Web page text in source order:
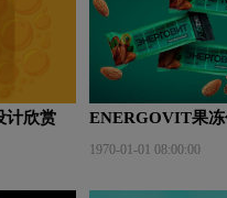
计欣赏
ENERGOVIT果冻
1970-01-01 08:00:00